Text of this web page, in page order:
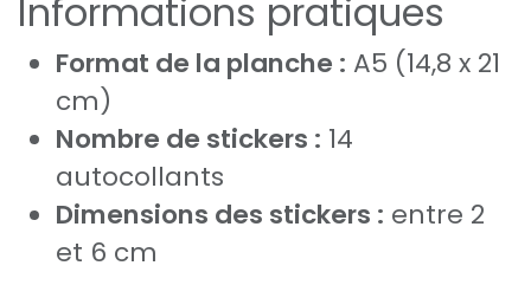
Informations pratiques
Format de la planche : A5 (14,8 x 21
cm)
Nombre de stickers : 14
autocollants
Dimensions des stickers : entre 2
et 6 cm